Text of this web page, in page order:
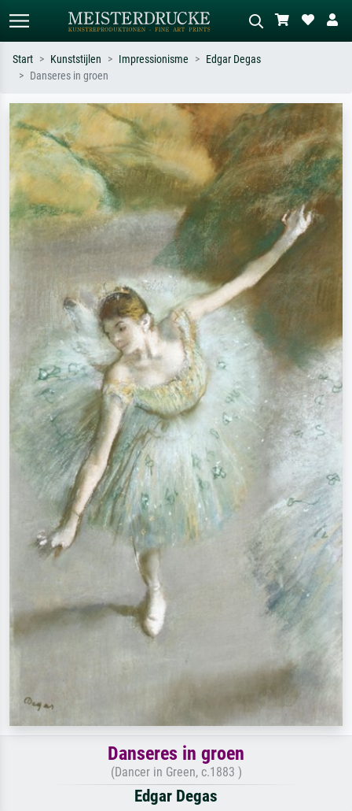
Zoek op kunstenaar, titel of stijl – bijv.
Monet, Sterrennacht, impressionisme,
Hokusai-golf, naakt.
Beschrijf de scène – bijv. groene
weide, abstract met veel rood, donker
olieverfschilderij, staand naakt naast
een boom.
Start Kunststijlen Impressionisme
Edgar Degas
Danseres in groen
Danseres in groen
(Dancer in Green, c.1883 )
Edgar Degas